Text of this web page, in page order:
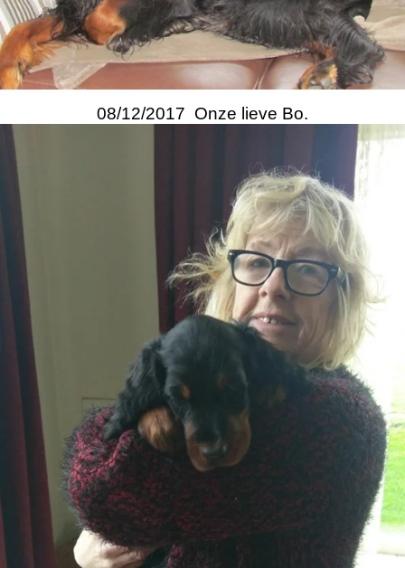
08/12/2017 Onze lieve Bo.